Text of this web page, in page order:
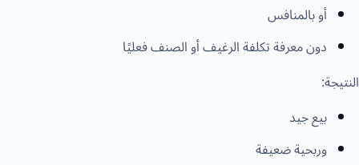
أو بالمنافس
دون معرفة تكلفة الرغيف أو الصنف فعليًا
النتيجة:
بيع جيد
وربحية ضعيفة